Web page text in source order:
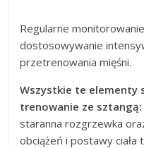
Regularne
dostosowywanie
przetrenowania mięśni.
Wszystkie te elementy
trenowanie ze sztangą:
staranna rozgrzewka
obciążeń i postawy